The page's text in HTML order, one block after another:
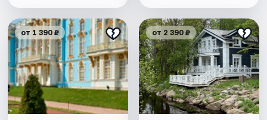
от 1 390 ₽ от 2 390 ₽